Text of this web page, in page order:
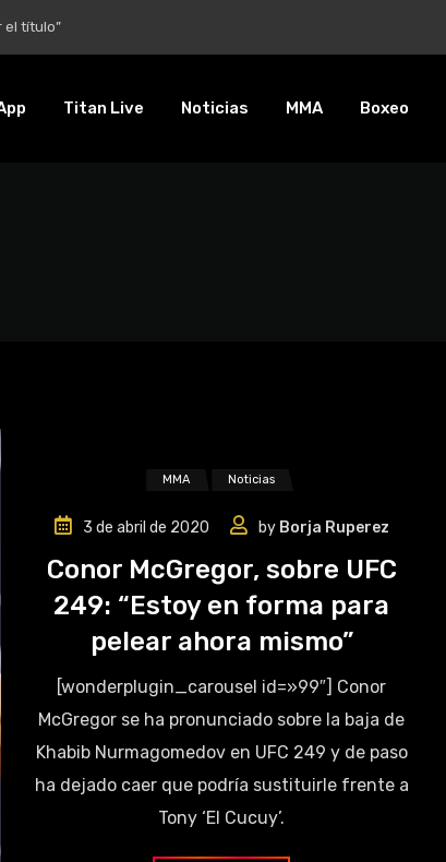
Titan Live Noticias MMA Boxeo
MMA Noticias
3 de abril de 2020 by Borja Ruperez
Conor McGregor, sobre UFC
249: “Estoy en forma para
pelear ahora mismo”
[wonderplugin_carousel id=»99″] Conor
McGregor se ha pronunciado sobre la baja de
Khabib Nurmagomedov en UFC 249 y de paso
ha dejado caer que podría sustituirle frente a
Tony ‘El Cucuy’.